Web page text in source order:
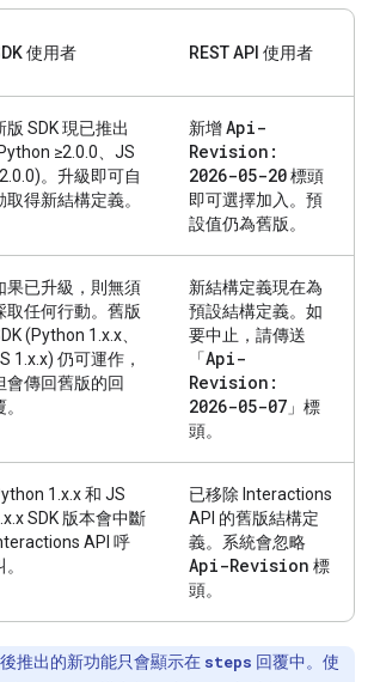
使用者 REST API 使用者
版 SDK 現已推出
≥2.0.0、JS
。升級即可自
取得新結構定義。
新增Api-
Revision:
2026-05-20標頭
即可選擇加入。預
設值仍為舊版。
果已升級，則無須
取任何行動。舊版
(Python 1.x.x、
1.x.x) 仍可運作，
會傳回舊版的回
新結構定義現在為
預設結構定義。如
要中止，請傳送
「Api-
Revision:
2026-05-07 」標
頭。
1.x.x 和 JS
SDK 版本會中斷
API 呼
。
已移除 Interactions
API 的舊版結構定
義。系統會忽略
Api-Revision 標
頭。
後推出的新功能只會顯示在 steps 回覆中。使